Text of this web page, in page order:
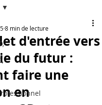
d'entrée vers
du futur :
faire une
en
8 min de lecture